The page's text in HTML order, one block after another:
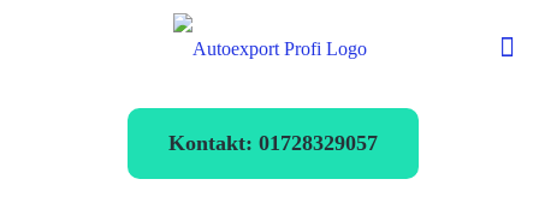
Kontakt: 01728329057